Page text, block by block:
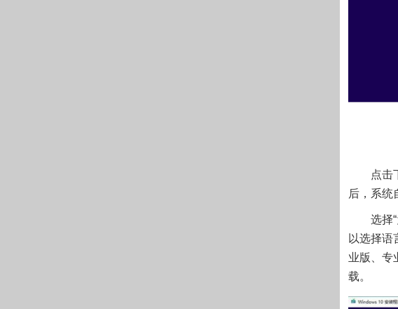
点击
后，系统
选择
以选择语
业版、专
载。